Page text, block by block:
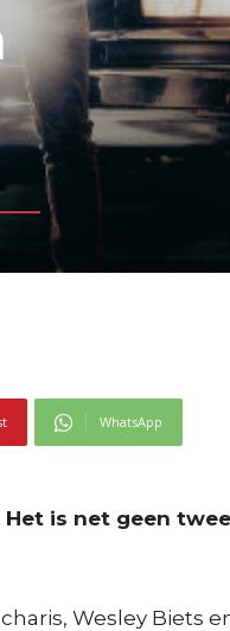
WhatsApp
is net geen
Wesley Biets